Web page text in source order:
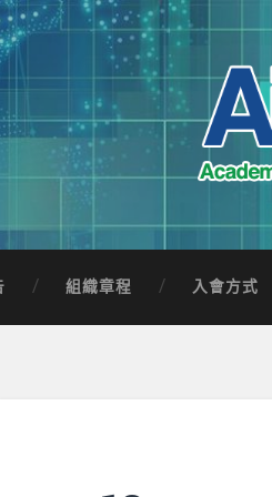
台灣臺中
Consortium of
組織章程 入會方式